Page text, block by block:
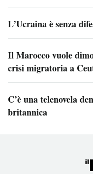
L’Ucraina è senza
Il Marocco vuole
crisi migratoria a
C’è una telenovela
britannica